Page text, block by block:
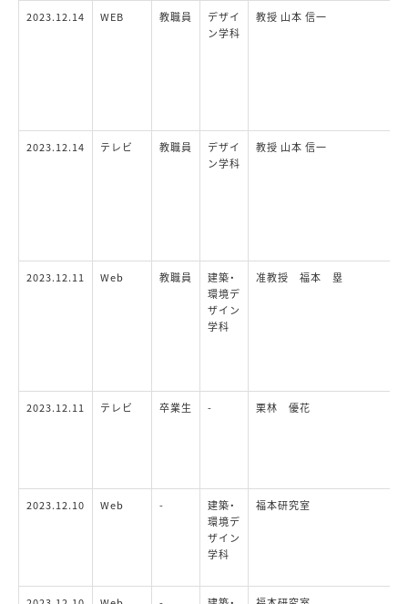
2023.12.14 WEB 教職員
デザイ
ン学科
教授 山本 信一
2023.12.14 テレビ 教職員
デザイ
ン学科
教授 山本 信一
2023.12.11 Web 教職員
建築・
環境デ
ザイン
学科
准教授 福本 塁
2023.12.11 テレビ 卒業生 - 栗林 優花
2023.12.10 Web -
建築・
環境デ
ザイン
学科
福本研究室